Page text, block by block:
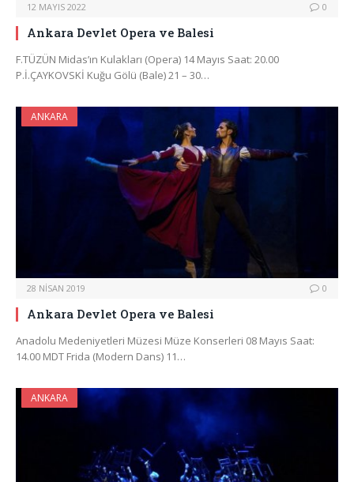
12 MAYIS 2022 0
Ankara Devlet Opera ve Balesi
F.TÜZÜN Midas’ın Kulakları (Opera) 14 Mayıs Saat: 20.00
P.İ.ÇAYKOVSKİ Kuğu Gölü (Bale) 21 – 30…
ANKARA
28 NISAN 2019 0
Ankara Devlet Opera ve Balesi
Anadolu Medeniyetleri Müzesi Müze Konserleri 08 Mayıs Saat:
14.00 MDT Frida (Modern Dans) 11…
ANKARA